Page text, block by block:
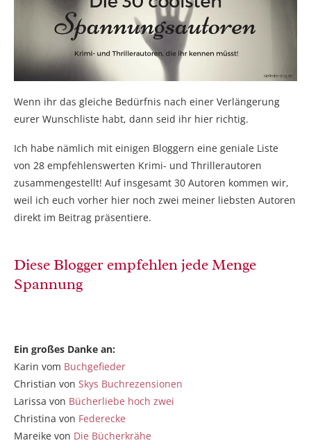
Wenn ihr das gleiche Bedürfnis nach einer Verlängerung
eurer Wunschliste habt, dann seid ihr hier richtig.
Ich habe nämlich mit einigen Bloggern eine geniale Liste
von 28 empfehlenswerten Krimi- und Thrillerautoren
zusammengestellt! Auf insgesamt 30 Autoren kommen wir,
weil ich euch vorher hier noch zwei meiner liebsten Autoren
direkt im Beitrag präsentiere.
Diese Blogger empfehlen jede Menge
Spannung
Ein großes Danke an:
Karin vom Buchgefieder
Christian von Skys Buchrezensionen
Larissa von Bücherliebe hoch zwei
Christina von Federecke
Mareike von Die Bücherkrähe